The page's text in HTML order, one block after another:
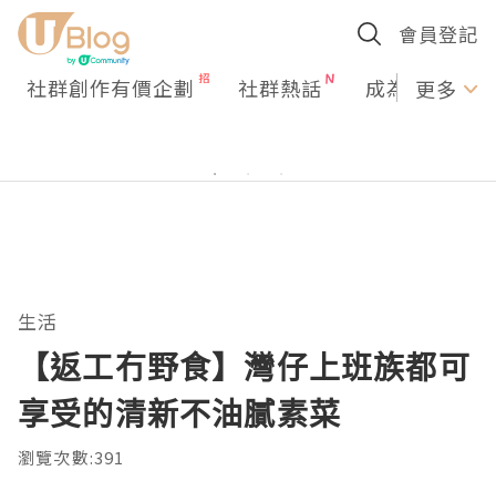
會員登記
社群創作有價企劃 社群熱話 成為U更多
生活
【返工冇野食】灣仔上班族都可
享受的清新不油膩素菜
瀏覽次數:391